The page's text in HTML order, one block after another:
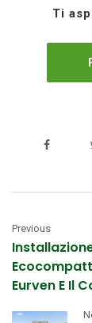
Ti
Previous
Eurven E Il